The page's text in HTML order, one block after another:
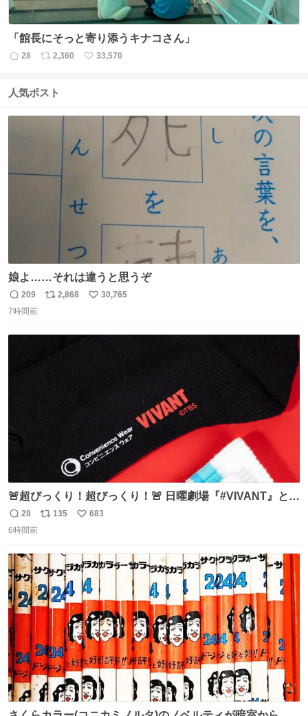
「館長にそっと寄り添うキナコさん」
返
数
28
リ
ス
2,360
い
33,570
人気ポスト
娘よ……それは違うと思うぞ
返
信
209
リ
2,868
い
30,765
7時間前
🚨超びっくり！超びっくり！🚨 日曜劇場『#VIVANT』と
ファミマの #コンビニエンスウェア がコラボ！ 🧦ラインソ
ックス 🟦今治タオルハンカチ 「いいね」「保存」してファ
返
信
28
リ
ト
数
135
い
数
683
6時間前